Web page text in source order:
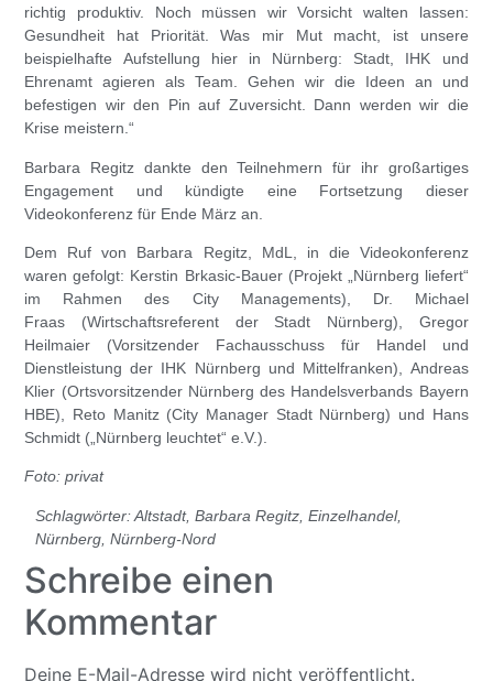
richtig produktiv. Noch müssen wir Vorsicht walten lassen:
Gesundheit hat Priorität. Was mir Mut macht, ist unsere
beispielhafte Aufstellung hier in Nürnberg: Stadt, IHK und
Ehrenamt agieren als Team. Gehen wir die Ideen an und
befestigen wir den Pin auf Zuversicht. Dann werden wir die
Krise meistern.“
Barbara Regitz dankte den Teilnehmern für ihr großartiges
Engagement und kündigte eine Fortsetzung dieser
Videokonferenz für Ende März an.
Dem Ruf von Barbara Regitz, MdL, in die Videokonferenz
waren gefolgt: Kerstin Brkasic-Bauer(Projekt „Nürnberg liefert“
im Rahmen des City Managements), Dr. Michael
Fraas (Wirtschaftsreferent der Stadt Nürnberg), Gregor
Heilmaier (Vorsitzender Fachausschuss für Handel und
Dienstleistung der IHK Nürnberg und Mittelfranken), Andreas
Klier (Ortsvorsitzender Nürnberg des Handelsverbands Bayern
HBE), Reto Manitz(City Manager Stadt Nürnberg) und Hans
Schmidt („Nürnberg leuchtet“ e.V.).
Foto: privat
Schlagwörter:Altstadt,Barbara Regitz ,Einzelhandel,
Nürnberg ,Nürnberg-Nord
Schreibe einen
Kommentar
Deine E-Mail-Adresse wird nicht veröffentlicht.